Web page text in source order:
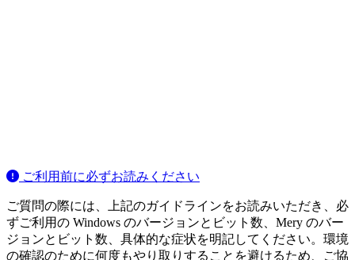
ご利用前に必ずお読みください
ご質問の際には、上記のガイドラインをお読みいただき、必
ずご利用の Windows のバージョンとビット数、Mery のバー
ジョンとビット数、具体的な症状を明記してください。環境
の確認のために何度もやり取りすることを避けるため、ご協